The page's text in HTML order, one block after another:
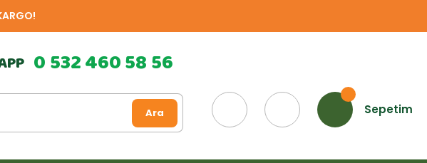
0 532 460 58 56
Ara Sepetim